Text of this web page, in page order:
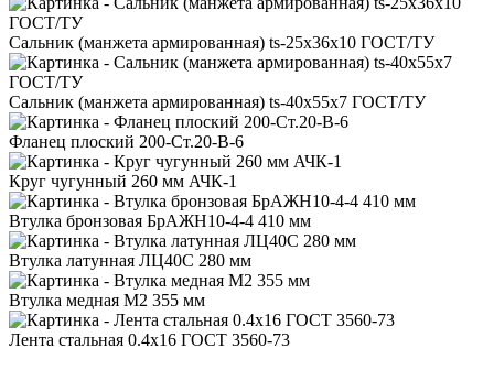
Сальник (манжета армированная) ts-25x36x10 ГОСТ/ТУ
Сальник (манжета армированная) ts-40x55x7 ГОСТ/ТУ
Фланец плоский 200-Ст.20-В-6
Круг чугунный 260 мм АЧК-1
Втулка бронзовая БрАЖН10-4-4 410 мм
Втулка латунная ЛЦ40С 280 мм
Втулка медная М2 355 мм
Лента стальная 0.4x16 ГОСТ 3560-73